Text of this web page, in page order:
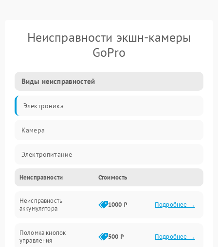
Неисправности экшн-камеры
GoPro
Виды неисправностей
Электроника
Камера
Электропитание
Память/Носитель
Хранение данных
Неисправности Стоимость
Неисправность
аккумулятора
1000 ₽ Подробнее →
Поломка кнопок
управления
500 ₽ Подробнее →